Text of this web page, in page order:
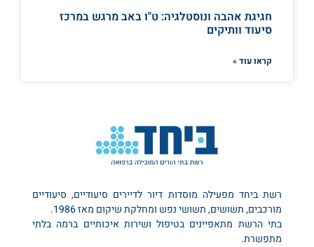
חגיגת אהבה ונוסטלגיה: ט"ו באב מרגש במרכז
סיעוד וותיקים
קראו עוד »
רשת ביחד מפעילה מוסדות דיור לדיירים סיעודיים, סיעודיים
מורכבים, תשושים, תשושי נפש ומחלקת שיקום מאז 1986.
בתי הרשת מתאפיינים בטיפול ושירות איכותיים ברמה בלתי
מתפשרת.